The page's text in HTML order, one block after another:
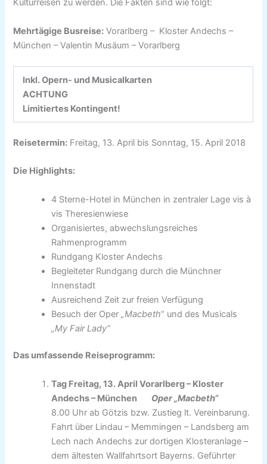
Kulturreisen zu werden. Die Fakten sind wie folgt:
Mehrtägige Busreise: Vorarlberg – Kloster Andechs –
München – Valentin Musäum – Vorarlberg
Inkl. Opern- und Musicalkarten
ACHTUNG
Limitiertes Kontingent!
Reisetermin: Freitag, 13. April bis Sonntag, 15. April 2018
Die Highlights:
4 Sterne-Hotel in München in zentraler Lage vis à
vis Theresienwiese
Organisiertes, abwechslungsreiches
Rahmenprogramm
Rundgang Kloster Andechs
Begleiteter Rundgang durch die Münchner
Innenstadt
Ausreichend Zeit zur freien Verfügung
Besuch der Oper „Macbeth“ und des Musicals
„My Fair Lady“
Das umfassende Reiseprogramm:
Tag Freitag, 13. April Vorarlberg – Kloster
Andechs – München Oper „Macbeth“
8.00 Uhr ab Götzis bzw. Zustieg lt. Vereinbarung.
Fahrt über Lindau – Memmingen – Landsberg am
Lech nach Andechs zur dortigen Klosteranlage –
dem ältesten Wallfahrtsort Bayerns. Geführter